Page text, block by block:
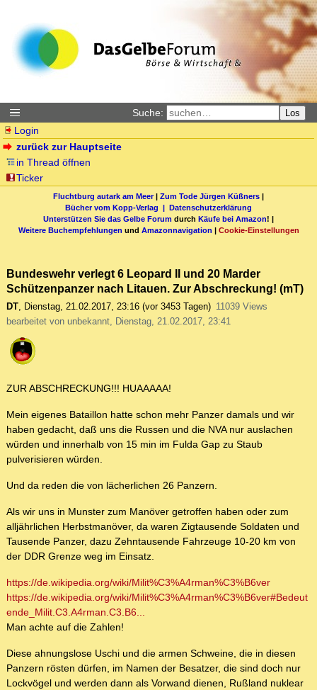
Suche: Los
Login
zurück zur Hauptseite
in Thread öffnen
Ticker
Fluchtburg autark am Meer| Zum Tode Jürgen Küßners |
Bücher vom Kopp-Verlag | Datenschutzerklärung
Unterstützen Sie das Gelbe Forum durch Käufe bei Amazon! |
Weitere Buchempfehlungen und Amazonnavigation | Cookie-Einstellungen
Bundeswehr verlegt 6 Leopard II und 20 Marder
Schützenpanzer nach Litauen. Zur Abschreckung! (mT)
DT, Dienstag, 21.02.2017, 23:16 (vor 3453 Tagen) 11039 Views
bearbeitet von unbekannt, Dienstag, 21.02.2017, 23:41
ZUR ABSCHRECKUNG!!! HUAAAAA!
Mein eigenes Bataillon hatte schon mehr Panzer damals und wir
haben gedacht, daß uns die Russen und die NVA nur auslachen
würden und innerhalb von 15 min im Fulda Gap zu Staub
pulverisieren würden.
Und da reden die von lächerlichen 26 Panzern.
Als wir uns in Munster zum Manöver getroffen haben oder zum
alljährlichen Herbstmanöver, da waren Zigtausende Soldaten und
Tausende Panzer, dazu Zehntausende Fahrzeuge 10-20 km von
der DDR Grenze weg im Einsatz.
https://de.wikipedia.org/wiki/Milit%C3%A4rman%C3%B6ver
https://de.wikipedia.org/wiki/Milit%C3%A4rman%C3%B6ver#Bedeut
ende_Milit.C3.A4rman.C3.B6...
Man achte auf die Zahlen!
Diese ahnungslose Uschi und die armen Schweine, die in diesen
Panzern rösten dürfen, im Namen der Besatzer, die sind doch nur
Lockvögel und werden dann als Vorwand dienen, Rußland nuklear